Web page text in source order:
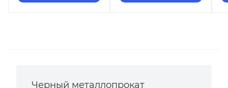
Черный металлопрокат